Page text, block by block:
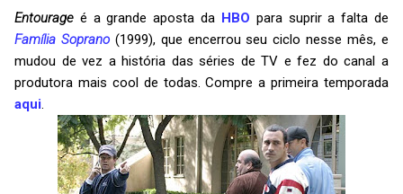
Entourage é a grande aposta da HBO para suprir a falta de
Família Soprano(1999), que encerrou seu ciclo nesse mês, e
mudou de vez a história das séries de TV e fez do canal a
produtora mais cool de todas. Compre a primeira temporada
aqui.